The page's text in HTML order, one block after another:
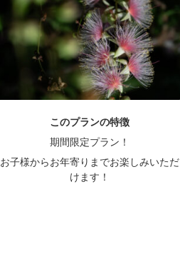
このプランの特徴
期間限定プラン！
お子様からお年寄りまでお楽しみいただ
けます！